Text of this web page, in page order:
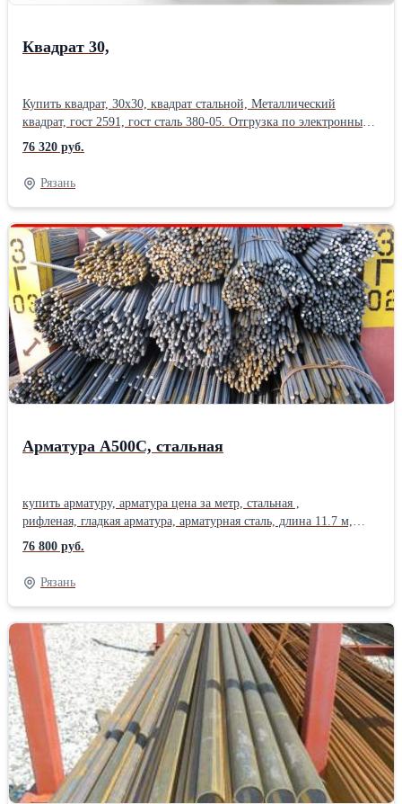
Квадрат 30,
Купить квадрат, 30х30, квадрат стальной, Металлический
квадрат, гост 2591, гост сталь 380-05. Отгрузка по электронным
весам. Постоянное наличие на складах. Длина квадрат ,
вес квадрата, квадрат цена , уточняйте у менеджера. Квадрат
сталь 3, горячекатанный, размер квадрата от 10х10 мм до 80х80
мм. Резка металла в размер ,пакетная резка с высокой
точностью, изготовление заготовок, резка газом. Также
в продаже: полоса стальная, круг стальной, арматура, арматура
а1, а3, рифленая и гладкая, круглая труба, профильные трубы
, балка, двутавр, оцинковка, швеллер , уголок . квадрат 10;
квадрат 12; квадрат 14; квадрат 16; квадрат 18; квадрат 20;
квадрат 22; квадрат 25; квадрат 30; квадрат 40; квадрат 50;
квадрат 60; квадрат 70; квадрат 80; квадрат 8; Отгрузка по
электронным весам. Сертификат на металл. Есть склады в 38
городах России. Возможна доставка . Металл можно купить
сегодня , в розницу, от 1 штуки. Работаем с организациями и
частными лицами.Производитель: Ижсталь
76 320 руб.
Рязань
Арматура А500С, стальная
купить арматуру, арматура цена за метр, стальная ,
рифленая, гладкая арматура, арматурная сталь, длина 11.7 м,
диаметр арматуры, от 6 мм до 40 мм . Арматура А500С, свежая,
всегда в наличии, вес арматуры. арматура цена, уточняйте у
менеджера. Купить металл: труба стальная, труба профильная,
квадратная, прямоугольная, труба оцинкованная, арматура а i,
проволока, полоса , квадрат , круглая труба, лист стальной ,
оцинковка, швеллер , уголок, балка, двутавр, шестигранник ,
вязальная проволока .Отгрузка по весам. Сертификат. Доставка .
Есть склады в 40 городах России. Отгрузка от 1 штуки, в
розницу, резка металла, работаем с частниками. арматура 6,
арматура 8, Арматура 10, арматура 12, арматура 14, арматура 16,
арматура 18, арматура 20,арматура 22, арматура 25, арматура 28,
арматура 32, арматура 36, арматура 40,Производитель: ММК Вид
материала: Стальная Назначение: Рабочая Класс: А-III (А500С)
Форма профиля: Периодическая Принцип действия: Напрягаемая
Способ изготовления: Стержневая Способ установки: Вязаная
76 800 руб.
Рязань